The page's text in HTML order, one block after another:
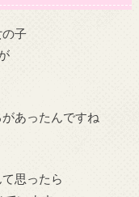
子
あったんですね
思ったら